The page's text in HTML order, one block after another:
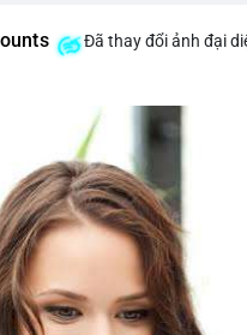
Đã thay đổi ảnh đại